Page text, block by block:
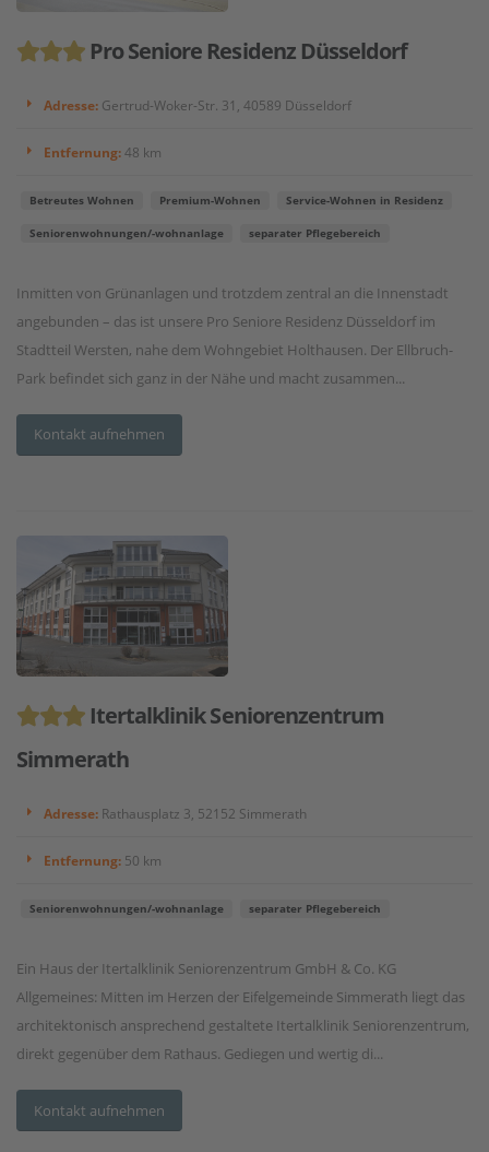
Pro Seniore Residenz Düsseldorf
Adresse: Gertrud-Woker-Str. 31, 40589 Düsseldorf
Entfernung:48 km
Betreutes Wohnen Premium-Wohnen Service-Wohnen in Residenz
Seniorenwohnungen/-wohnanlage separater Pflegebereich
Inmitten von Grünanlagen und trotzdem zentral an die Innenstadt
angebunden – das ist unsere Pro Seniore Residenz Düsseldorf im
Stadtteil Wersten, nahe dem Wohngebiet Holthausen. Der Ellbruch-
Park befindet sich ganz in der Nähe und macht zusammen...
Kontakt aufnehmen
Itertalklinik Seniorenzentrum
Simmerath
Adresse: Rathausplatz 3, 52152 Simmerath
Entfernung: 50 km
Seniorenwohnungen/-wohnanlage separater Pflegebereich
Ein Haus der Itertalklinik Seniorenzentrum GmbH & Co. KG
Allgemeines: Mitten im Herzen der Eifelgemeinde Simmerath liegt das
architektonisch ansprechend gestaltete Itertalklinik Seniorenzentrum,
direkt gegenüber dem Rathaus. Gediegen und wertig di...
Kontakt aufnehmen